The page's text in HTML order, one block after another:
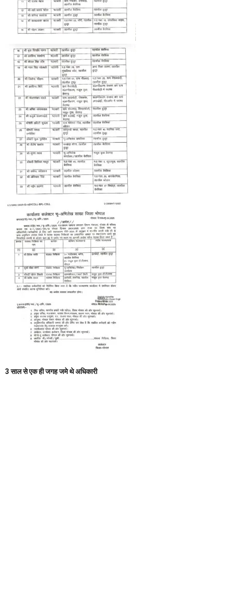
3 साल से एक ही जगह जमे थे अधिकारी